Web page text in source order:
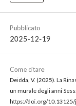
Pubblicato
2025-12-19
Come citare
Deidda, V. (2025). La
un murale degli anni
https://doi.org/